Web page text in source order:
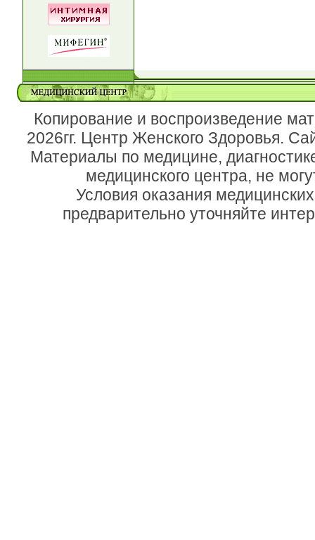
Копирование и воспроизведение
2026гг. Центр Женского Здоровья.
Материалы по медицине,
медицинского центра, не
Условия оказания
предварительно уточняйте